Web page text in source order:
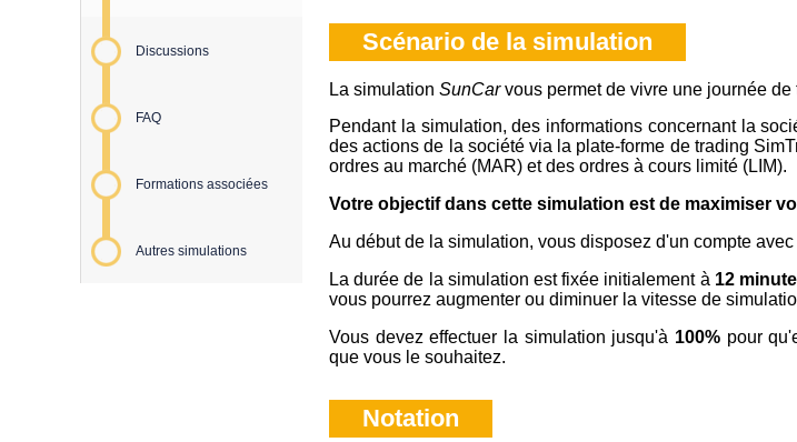
Discussions
FAQ
Formations associées
Autres simulations
Scénario de la simulation
La simulation SunCarvous permet de vivre une journée
Pendant la simulation, des informations concernant la
des actions de la société via la plate-forme de trading
ordres au marché (MAR) et des ordres à cours limité (LIM).
Votre objectif dans cette simulation est de maximiser
Au début de la simulation, vous disposez d'un compte avec
La durée de la simulation est fixée initialement à 12
vous pourrez augmenter ou diminuer la vitesse de
Vous devez effectuer la simulation jusqu'à 100% pour
que vous le souhaitez.
Notation